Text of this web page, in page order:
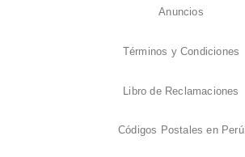
Anuncios
Términos y Condiciones
Libro de Reclamaciones
Códigos Postales en Perú